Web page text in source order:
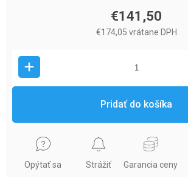
€141,50
€174,05 vrátane DPH
Pridať do košíka
Opýtať sa Strážiť Garancia ceny